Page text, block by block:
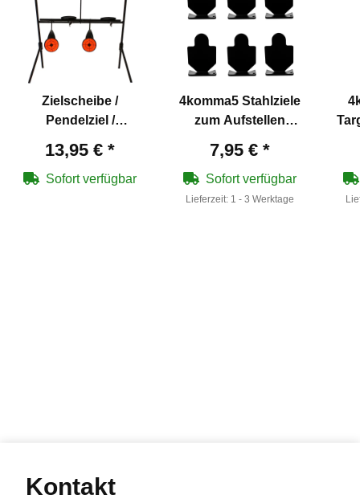
Zielscheibe /
Pendelziel /
Luftgewehre
13,95 € *
Sofort verfügbar
4komma5 Stahlziele
zum Aufstellen
7,95 € *
Sofort verfügbar
Lieferzeit: 1 - 3 Werktage
Kontakt